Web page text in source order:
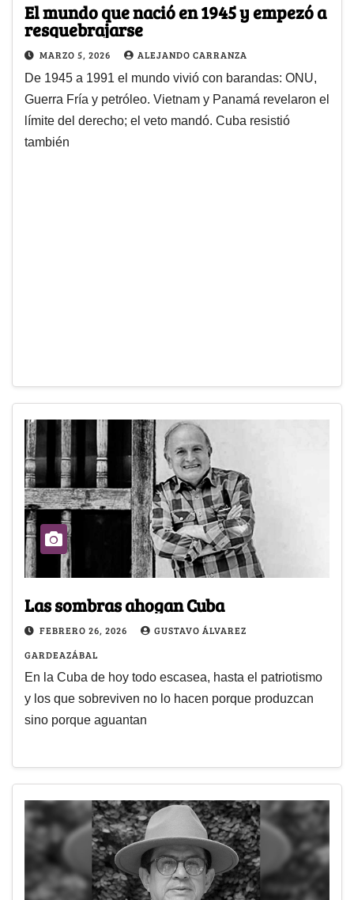
El mundo que nació en 1945 y empezó a
resquebrajarse
MARZO 5, 2026 ALEJANDO CARRANZA
De 1945 a 1991 el mundo vivió con barandas: ONU,
Guerra Fría y petróleo. Vietnam y Panamá revelaron el
límite del derecho; el veto mandó. Cuba resistió
también
Las sombras ahogan Cuba
FEBRERO 26, 2026
GUSTAVO ÁLVAREZ
GARDEAZÁBAL
En la Cuba de hoy todo escasea, hasta el patriotismo
y los que sobreviven no lo hacen porque produzcan
sino porque aguantan